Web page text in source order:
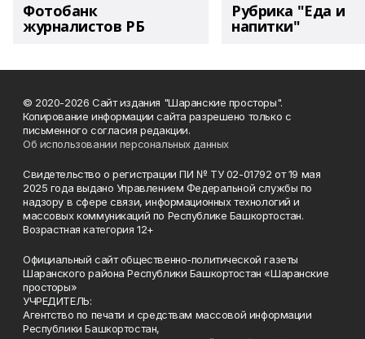
Фотобанк
журналистов РБ
Рубрика "Еда и
напитки"
© 2020-2026 Сайт издания "Шаранские просторы".
Копирование информации сайта разрешено только с
письменного согласия редакции.
Об использовании персональных данных
Свидетельство о регистрации ПИ № ТУ 02-01792 от 19 мая
2025 года выдано Управлением Федеральной службы по
надзору в сфере связи, информационных технологий и
массовых коммуникаций по Республике Башкортостан.
Возрастная категория 12+
Официальный сайт общественно-политической газеты
Шаранского района Республики Башкортостан «Шаранские
просторы»
УЧРЕДИТЕЛЬ:
Агентство по печати и средствам массовой информации
Республики Башкортостан,